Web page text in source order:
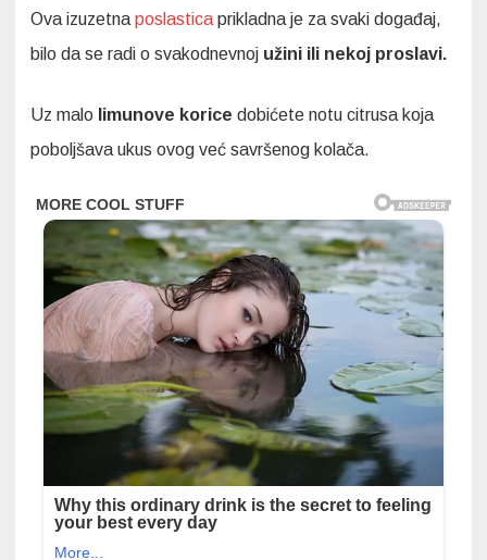
Ova izuzetna poslastica prikladna je za svaki događaj,
bilo da se radi o svakodnevnoj užini ili nekoj proslavi.
Uz malo limunove korice dobićete notu citrusa koja
poboljšava ukus ovog već savršenog kolača.